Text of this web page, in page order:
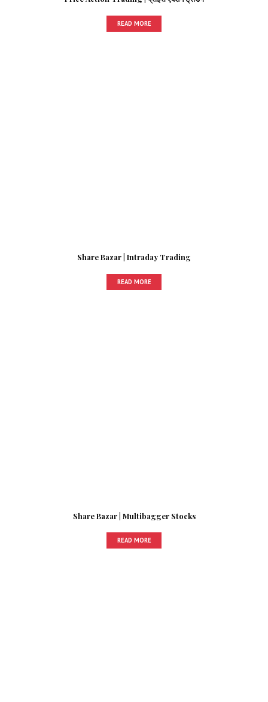
READ MORE
Share Bazar | Intraday Trading
READ MORE
Share Bazar | Multibagger Stocks
READ MORE